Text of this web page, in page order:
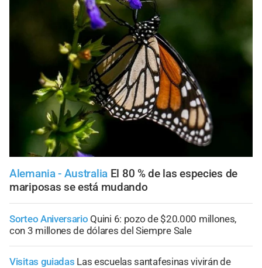
Alemania - Australia El 80 % de las especies de
mariposas se está mudando
Sorteo Aniversario Quini 6: pozo de $20.000 millones,
con 3 millones de dólares del Siempre Sale
Visitas guiadas Las escuelas santafesinas vivirán de